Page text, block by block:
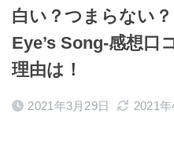
白い？つまらない
Eye’s Song-感想口
理由は！
2021年3月29日 2021年